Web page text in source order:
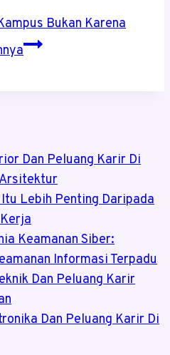
Bukan Karena
Dan Peluang Karir Di
Lebih Penting Daripada
Keamanan Siber:
Informasi Terpadu
Dan Peluang Karir
Dan Peluang Karir Di